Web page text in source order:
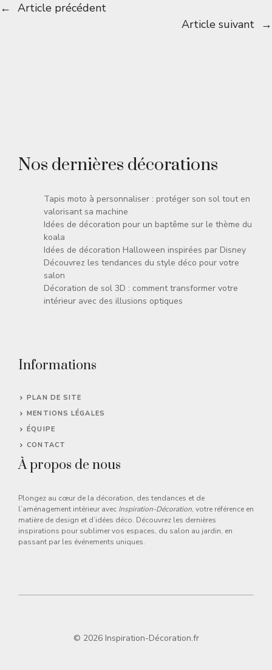
← Article précédent
Article suivant →
Nos dernières décorations
Tapis moto à personnaliser : protéger son sol tout en
valorisant sa machine
Idées de décoration pour un baptême sur le thème du
koala
Idées de décoration Halloween inspirées par Disney
Découvrez les tendances du style déco pour votre
salon
Décoration de sol 3D : comment transformer votre
intérieur avec des illusions optiques
Informations
PLAN DE SITE
MENTIONS LÉGALES
ÉQUIPE
CONTACT
À propos de nous
Plongez au cœur de la décoration, des tendances et de
l’aménagement intérieur avec Inspiration-Décoration, votre référence en
matière de design et d’idées déco. Découvrez les dernières
inspirations pour sublimer vos espaces, du salon au jardin, en
passant par les événements uniques.
© 2026 Inspiration-Décoration.fr